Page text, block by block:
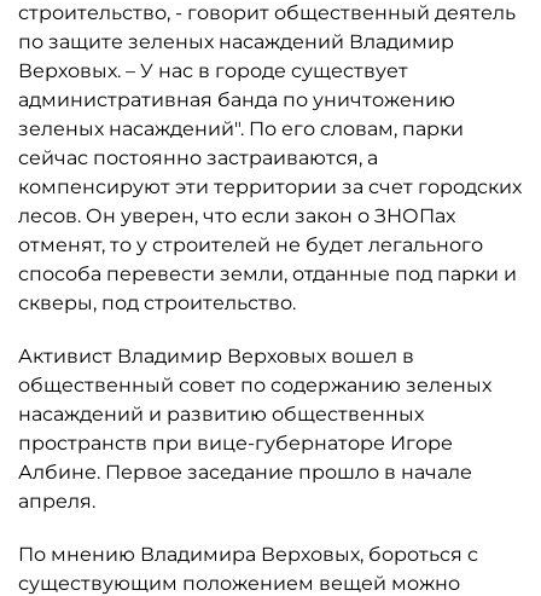
строительство, - говорит общественный деятель
по защите зеленых насаждений Владимир
Верховых. – У нас в городе существует
административная банда по уничтожению
зеленых насаждений". По его словам, парки
сейчас постоянно застраиваются, а
компенсируют эти территории за счет городских
лесов. Он уверен, что если закон о ЗНОПах
отменят, то у строителей не будет легального
способа перевести земли, отданные под парки и
скверы, под строительство.
Активист Владимир Верховых вошел в
общественный совет по содержанию зеленых
насаждений и развитию общественных
пространств при вице-губернаторе Игоре
Албине. Первое заседание прошло в начале
апреля.
По мнению Владимира Верховых, бороться с
существующим положением вещей можно